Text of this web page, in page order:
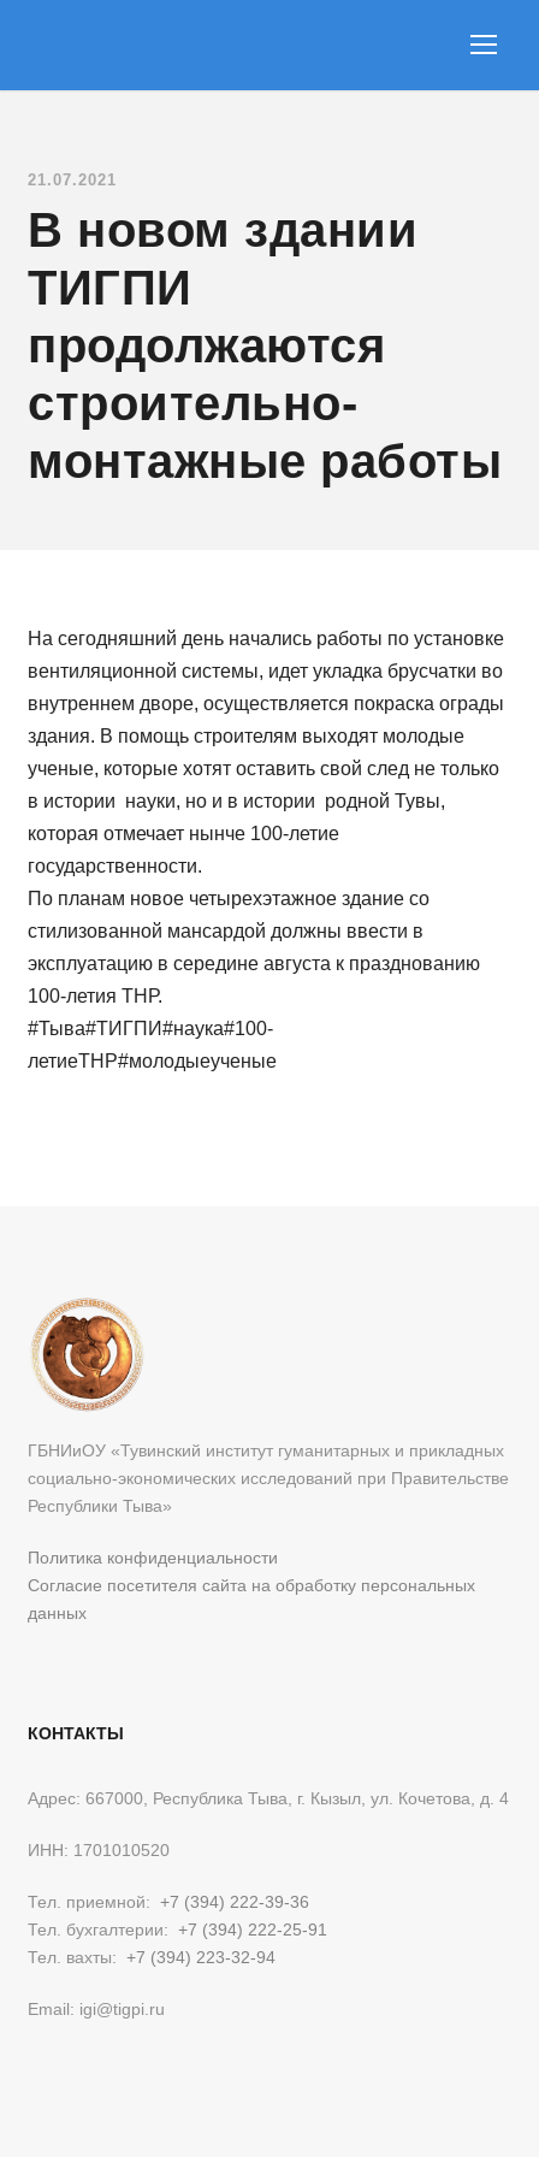
21.07.2021
В новом здании
ТИГПИ
продолжаются
строительно-
монтажные работы
На сегодняшний день начались работы по установке
вентиляционной системы, идет укладка брусчатки во
внутреннем дворе, осуществляется покраска ограды
здания. В помощь строителям выходят молодые
ученые, которые хотят оставить свой след не только
в истории науки, но и в истории родной Тувы,
которая отмечает нынче 100-летие
государственности.
По планам новое четырехэтажное здание со
стилизованной мансардой должны ввести в
эксплуатацию в середине августа к празднованию
100-летия ТНР.
#Тыва#ТИГПИ#наука#100-
летиеТНР#молодыеученые
ГБНИиОУ «Тувинский институт гуманитарных и прикладных
социально-экономических исследований при Правительстве
Республики Тыва»
Политика конфиденциальности
Согласие посетителя сайта на обработку персональных
данных
КОНТАКТЫ
Адрес: 667000, Республика Тыва, г. Кызыл, ул. Кочетова, д. 4
ИНН: 1701010520
Тел. приемной: +7 (394) 222-39-36
Тел. бухгалтерии: +7 (394) 222-25-91
Тел. вахты: +7 (394) 223-32-94
Email: igi@tigpi.ru